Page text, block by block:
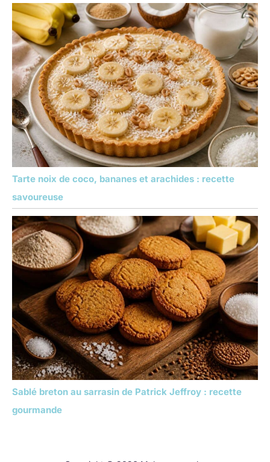
Tarte noix de coco, bananes et arachides : recette
savoureuse
Sablé breton au sarrasin de Patrick Jeffroy : recette
gourmande